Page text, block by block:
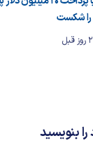
را شکست
2 روز قبل
بنویسید